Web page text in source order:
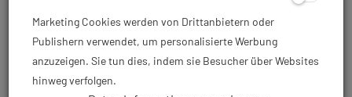
Dieser Artikel ist mit anderen Rabattaktionen nicht
kombinierbar
Marketing Cookies werden von Drittanbietern oder
Publishern verwendet, um personalisierte Werbung
anzuzeigen. Sie tun dies, indem sie Besucher über Websites
hinweg verfolgen.